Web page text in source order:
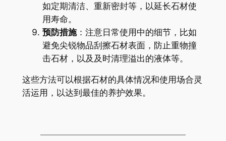
如定期清洁、重新密封等，以延长石材使
用寿命。
预防措施：注意日常使用中的细节，比如
避免尖锐物品刮擦石材表面，防止重物撞
击石材，以及及时清理溢出的液体等。
这些方法可以根据石材的具体情况和使用场合灵
活运用，以达到最佳的养护效果。